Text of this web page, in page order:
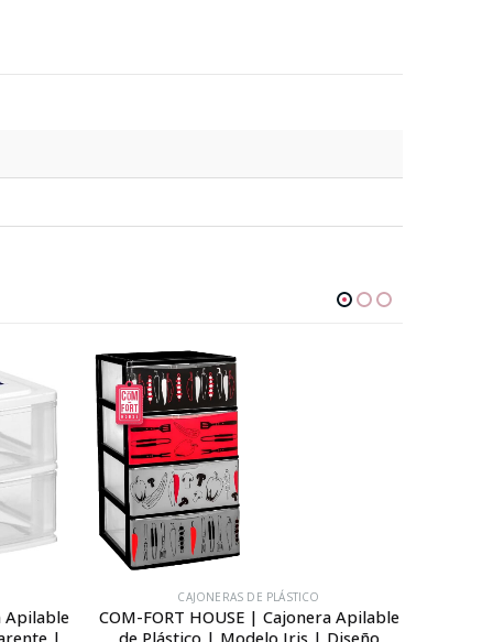
Apilable
CAJONERAS DE PLÁSTICO
COM-FORT HOUSE | Cajonera Apilable